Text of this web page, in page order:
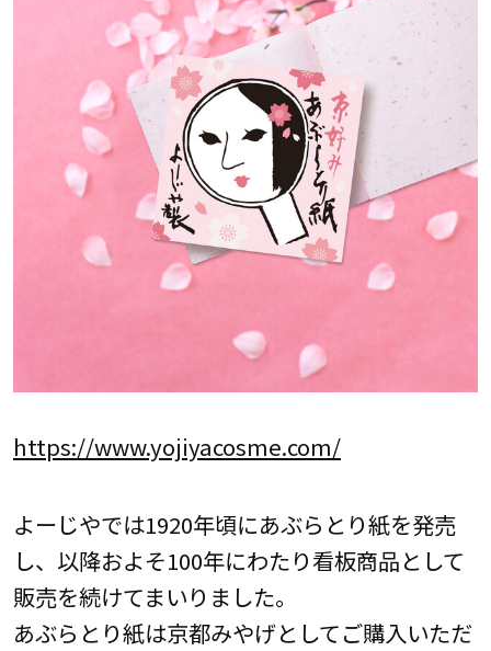
https://www.yojiyacosme.com/
よーじやでは1920年頃にあぶらとり紙を発売
し、以降およそ100年にわたり看板商品として
販売を続けてまいりました。
あぶらとり紙は京都みやげとしてご購入いただ